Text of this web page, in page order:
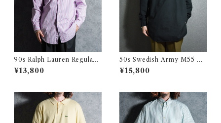
90s Ralph Lauren Regular
Collar Stripe Dress Shirts
Pink ラルフローレン レギュラ
¥13,800
50s Swedish Army M55 Pu
ll Over Shirts スウェーデン
軍 プルオーバーシャツ グラン
¥15,800